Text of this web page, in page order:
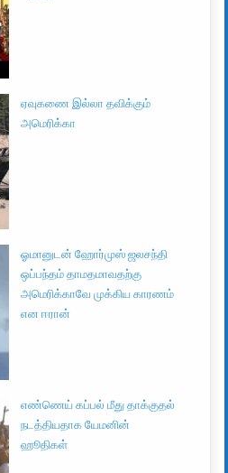
ஏவுகணை இல்லா தவிக்கும்
அமெரிக்கா
ஓமானுடன் ஹோர்முஸ் ஜலசந்தி
ஒப்பந்தம் தாமதமாவதற்கு
அமெரிக்காவே முக்கிய காரணம்
என ஈரான்
எண்ணெய் கப்பல் மீது தாக்குதல்
நடத்தியதாக யேமனின்
ஹூதிகள்